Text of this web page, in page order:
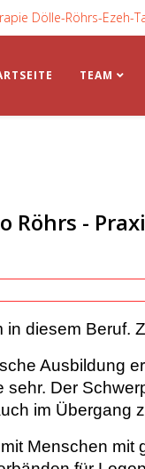
TEAM
Röhrs -
in diesem Beruf.
Ausbildung
sehr. Der
im Übergang
Menschen mit